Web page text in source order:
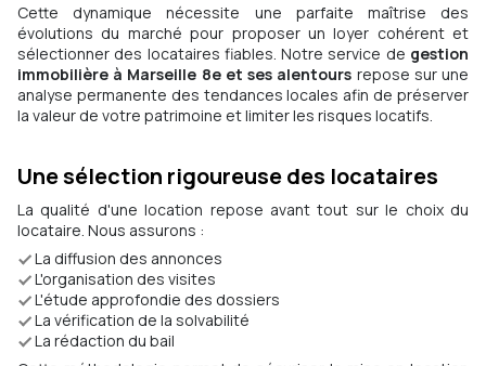
Cette dynamique nécessite une parfaite maîtrise des
évolutions du marché pour proposer un loyer cohérent et
sélectionner des locataires fiables. Notre service de gestion
immobilière à Marseille 8e et ses alentours repose sur une
analyse permanente des tendances locales afin de préserver
la valeur de votre patrimoine et limiter les risques locatifs.
Une sélection rigoureuse des locataires
La qualité d'une location repose avant tout sur le choix du
locataire. Nous assurons :
La diffusion des annonces
L'organisation des visites
L'étude approfondie des dossiers
La vérification de la solvabilité
La rédaction du bail